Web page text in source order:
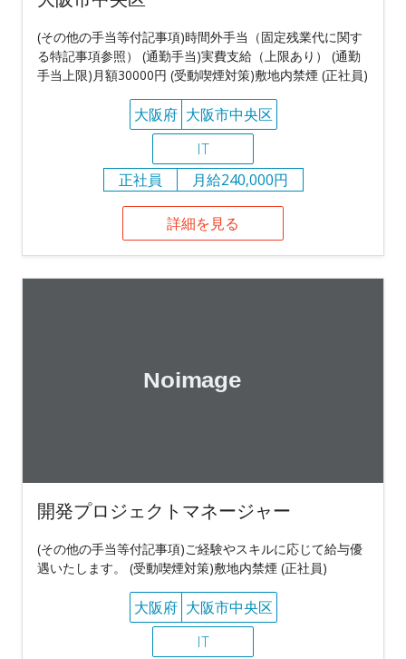
(その他の手当等付記事項)時間外手当（固定残業代に関す
る特記事項参照） (通勤手当)実費支給（上限あり） (通勤
手当上限)月額30000円 (受動喫煙対策)敷地内禁煙 (正社員)
大阪府 大阪市中央区
IT
正社員
月給240,000円
詳細を見る
開発プロジェクトマネージャー
(その他の手当等付記事項)ご経験やスキルに応じて給与優
遇いたします。 (受動喫煙対策)敷地内禁煙 (正社員)
大阪府 大阪市中央区
IT